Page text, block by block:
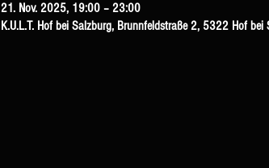
21. Nov. 2025, 19:00 – 23:00
K.U.L.T. Hof bei Salzburg, Brunnfeldstraße 2, 5322 Hof bei